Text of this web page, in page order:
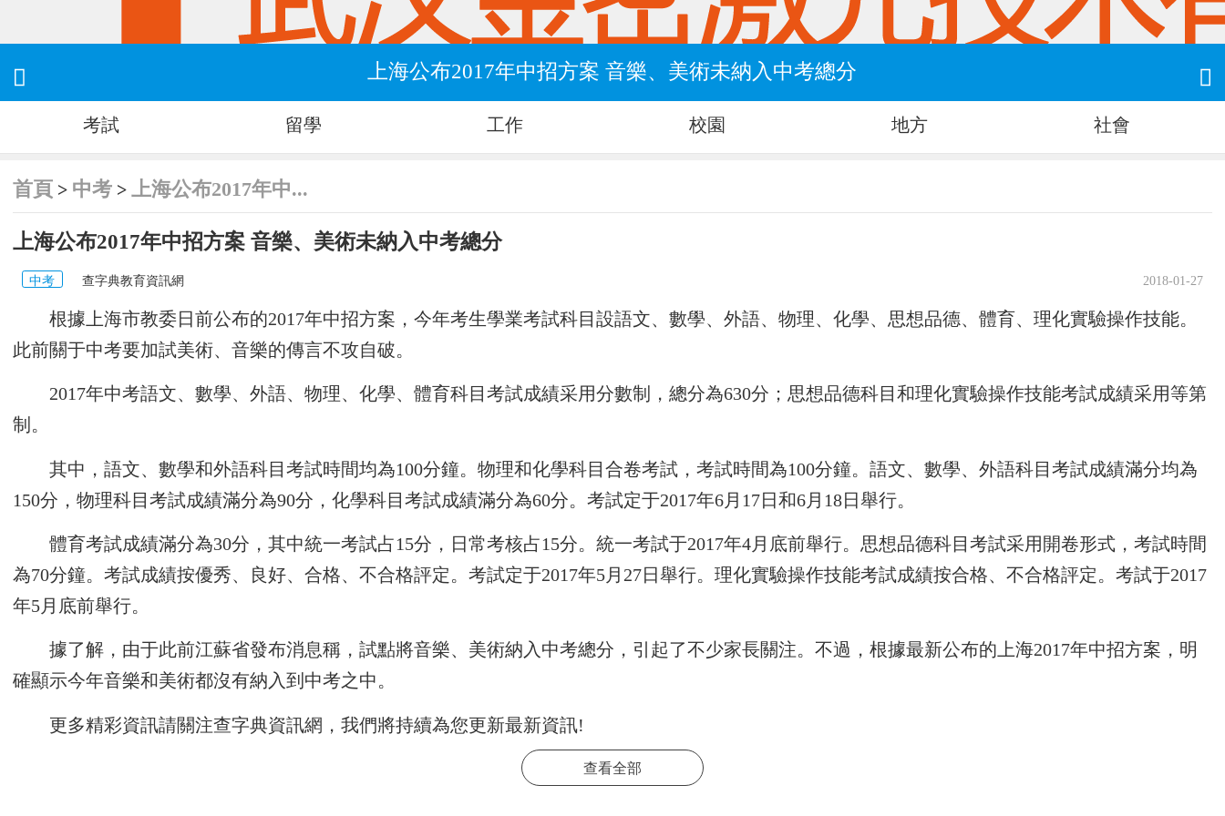
 上海公布2017年中招方案 音樂、美術未納入中考總分 
考試 留學 工作 校園 地方 社會
首頁 > 中考 >上海公布2017年中...
上海公布2017年中招方案 音樂、美術未納入中考總分
中考 查字典教育資訊網 2018-01-27
根據上海市教委日前公布的2017年中招方案，今年考生學業考試科目設語文、數學、外語、物理、化學、思想品德、體育、理化實驗操作技能。
此前關于中考要加試美術、音樂的傳言不攻自破。
2017年中考語文、數學、外語、物理、化學、體育科目考試成績采用分數制，總分為630分；思想品德科目和理化實驗操作技能考試成績采用等第
制。
其中，語文、數學和外語科目考試時間均為100分鐘。物理和化學科目合卷考試，考試時間為100分鐘。語文、數學、外語科目考試成績滿分均為
150分，物理科目考試成績滿分為90分，化學科目考試成績滿分為60分。考試定于2017年6月17日和6月18日舉行。
體育考試成績滿分為30分，其中統一考試占15分，日常考核占15分。統一考試于2017年4月底前舉行。思想品德科目考試采用開卷形式，考試時間
為70分鐘。考試成績按優秀、良好、合格、不合格評定。考試定于2017年5月27日舉行。理化實驗操作技能考試成績按合格、不合格評定。考試于2017
年5月底前舉行。
據了解，由于此前江蘇省發布消息稱，試點將音樂、美術納入中考總分，引起了不少家長關注。不過，根據最新公布的上海2017年中招方案，明
確顯示今年音樂和美術都沒有納入到中考之中。
更多精彩資訊請關注查字典資訊網 ，我們將持續為您更新最新資訊!
查看全部